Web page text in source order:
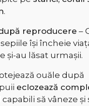
.
reproducere –
își încheie
și-au lăsat urmașii.
ouăle după
eclozează
capabili să vâneze și